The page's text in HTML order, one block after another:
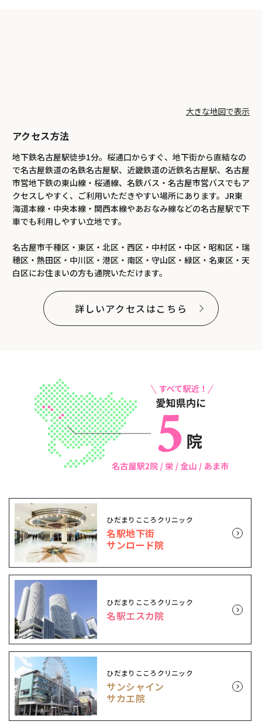
アクセス方法
地下鉄名古屋駅徒歩1分。桜通口からすぐ、地下街から直結なの
で名古屋鉄道の名鉄名古屋駅、近畿鉄道の近鉄名古屋駅、名古屋
市営地下鉄の東山線・桜通線、名鉄バス・名古屋市営バスでもア
クセスしやすく、ご利用いただきやすい場所にあります。JR東
海道本線・中央本線・関西本線やあおなみ線などの名古屋駅で下
車でも利用しやすい立地です。
名古屋市千種区・東区・北区・西区・中村区・中区・昭和区・瑞
穂区・熱田区・中川区・港区・南区・守山区・緑区・名東区・天
白区にお住まいの方も通院いただけます。
詳しいアクセスはこちら
大きな地図で表示
ひだまりこころクリニック
名駅地下街
サンロード院
ひだまりこころクリニック
名駅エスカ院
ひだまりこころクリニック
サンシャイン
サカエ院